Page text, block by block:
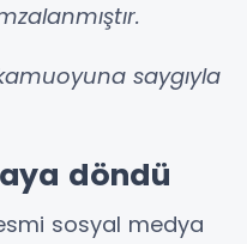
kamuoyuna saygıyla
döndü
sosyal medya